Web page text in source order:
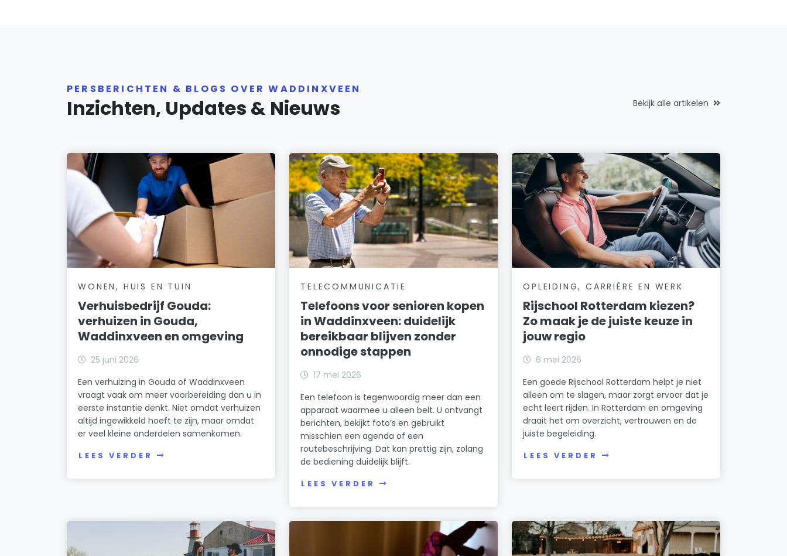
PERSBERICHTEN & BLOGS OVER WADDINXVEEN
Inzichten, Updates & Nieuws Bekijk alle artikelen
WONEN, HUIS EN TUIN
Verhuisbedrijf Gouda:
verhuizen in Gouda,
Waddinxveen en omgeving
25 juni 2026
Een verhuizing in Gouda of Waddinxveen
vraagt vaak om meer voorbereiding dan u in
eerste instantie denkt. Niet omdat verhuizen
altijd ingewikkeld hoeft te zijn, maar omdat
er veel kleine onderdelen samenkomen.
LEES VERDER
TELECOMMUNICATIE
Telefoons voor senioren kopen
in Waddinxveen: duidelijk
bereikbaar blijven zonder
onnodige stappen
17 mei 2026
Een telefoon is tegenwoordig meer dan een
apparaat waarmee u alleen belt. U ontvangt
berichten, bekijkt foto’s en gebruikt
misschien een agenda of een
routebeschrijving. Dat kan prettig zijn, zolang
de bediening duidelijk blijft.
LEES VERDER
OPLEIDING, CARRIÈRE EN WERK
Rijschool Rotterdam kiezen?
Zo maak je de juiste keuze in
jouw regio
6 mei 2026
Een goede Rijschool Rotterdam helpt je niet
alleen om te slagen, maar zorgt ervoor dat je
echt leert rijden. In Rotterdam en omgeving
draait het om overzicht, vertrouwen en de
juiste begeleiding.
LEES VERDER